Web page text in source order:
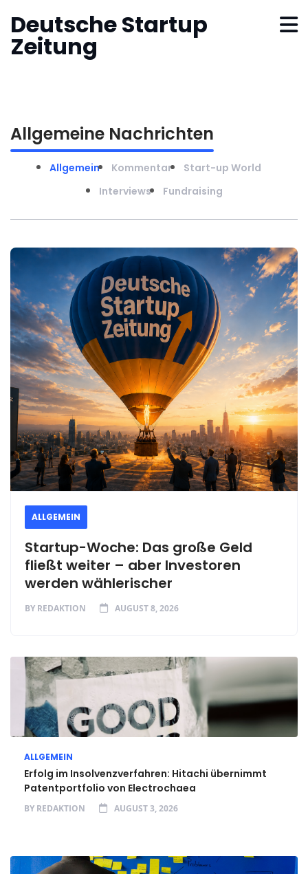
Deutsche Startup
Zeitung
Allgemeine Nachrichten
Allgemein Kommentar
Start-up World
Interviews
Fundraising
ALLGEMEIN
Startup-Woche: Das große Geld
fließt weiter – aber Investoren
werden wählerischer
BY REDAKTION AUGUST 8, 2026
ALLGEMEIN
Erfolg im Insolvenzverfahren: Hitachi übernimmt
Patentportfolio von Electrochaea
BY REDAKTION AUGUST 3, 2026